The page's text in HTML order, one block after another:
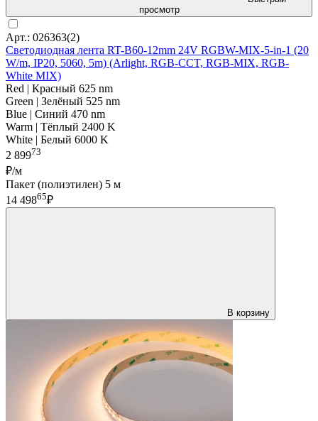
просмотр
Арт.: 026363(2)
Светодиодная лента RT-B60-12mm 24V RGBW-MIX-5-in-1 (20
W/m, IP20, 5060, 5m) (Arlight, RGB-CCT, RGB-MIX, RGB-
White MIX)
Red | Красный 625 nm
Green | Зелёный 525 nm
Blue | Синий 470 nm
Warm | Тёплый 2400 K
White | Белый 6000 K
2 89973
₽/м
Пакет (полиэтилен) 5 м
14 49865₽
В корзину